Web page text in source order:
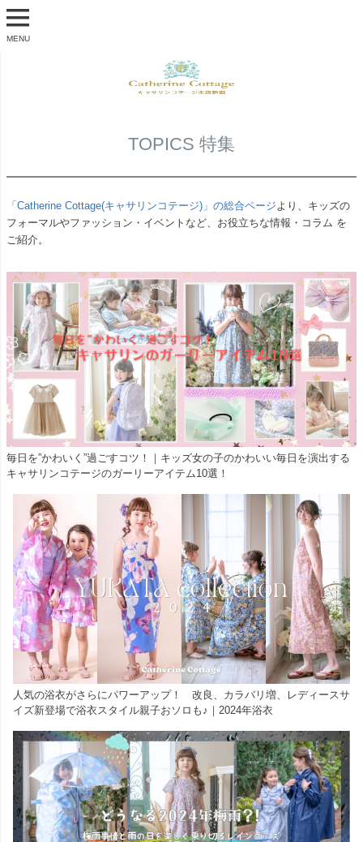
MENU
TOPICS 特集
「Catherine Cottage(キャサリンコテージ)」の総合ページより、キッズの
フォーマルやファッション・イベントなど、お役立ちな情報・コラム を
ご紹介。
毎日を”かわいく”過ごすコツ！｜キッズ女の子のかわいい毎日を演出する
キャサリンコテージのガーリーアイテム10選！
人気の浴衣がさらにパワーアップ！ 改良、カラバリ増、レディースサ
イズ新登場で浴衣スタイル親子おソロも♪｜2024年浴衣